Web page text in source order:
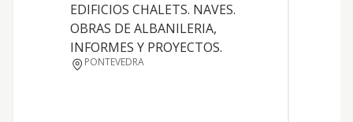
EDIFICIOS CHALETS. NAVES.
OBRAS DE ALBANILERIA,
INFORMES Y PROYECTOS.
PONTEVEDRA